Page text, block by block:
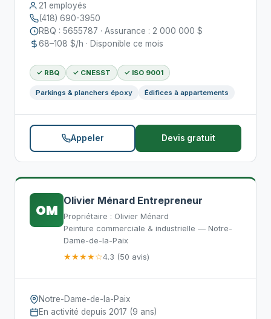
21 employés
(418) 690-3950
RBQ : 5655787 · Assurance : 2 000 000 $
68–108 $/h · Disponible ce mois
✓ RBQ ✓ CNESST ✓ ISO 9001
Parkings & planchers époxy Édifices à appartements
Appeler Devis gratuit
OM
Olivier Ménard Entrepreneur
Propriétaire : Olivier Ménard
Peinture commerciale & industrielle — Notre-
Dame-de-la-Paix
★★★★☆4.3 (50 avis)
Notre-Dame-de-la-Paix
En activité depuis 2017 (9 ans)